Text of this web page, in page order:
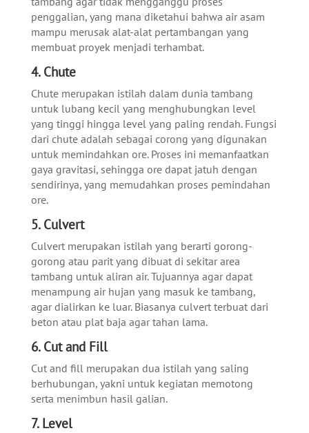
penggalian, yang mana diketahui bahwa air asam
mampu merusak alat-alat pertambangan yang
membuat proyek menjadi terhambat.
4. Chute
Chute merupakan istilah dalam dunia tambang
untuk lubang kecil yang menghubungkan level
yang tinggi hingga level yang paling rendah. Fungsi
dari chute adalah sebagai corong yang digunakan
untuk memindahkan ore. Proses ini memanfaatkan
gaya gravitasi, sehingga ore dapat jatuh dengan
sendirinya, yang memudahkan proses pemindahan
ore.
5. Culvert
Culvert merupakan istilah yang berarti gorong-
gorong atau parit yang dibuat di sekitar area
tambang untuk aliran air. Tujuannya agar dapat
menampung air hujan yang masuk ke tambang,
agar dialirkan ke luar. Biasanya culvert terbuat dari
beton atau plat baja agar tahan lama.
6. Cut and Fill
Cut and fill merupakan dua istilah yang saling
berhubungan, yakni untuk kegiatan memotong
serta menimbun hasil galian.
7. Level